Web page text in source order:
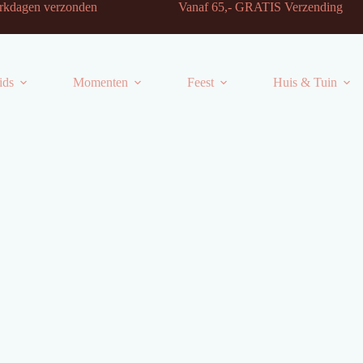
werkdagen verzonden Vanaf 65,- GRATIS Verzending
Momenten Feest Huis & Tuin